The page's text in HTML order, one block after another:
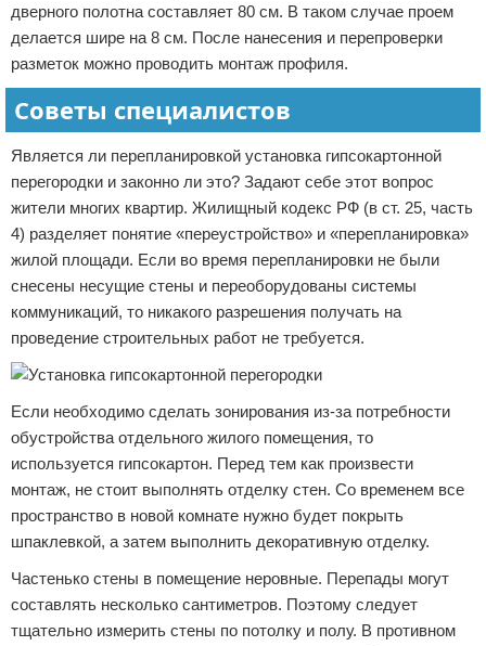
дверного полотна составляет 80 см. В таком случае проем
делается шире на 8 см. После нанесения и перепроверки
разметок можно проводить монтаж профиля.
Советы специалистов
Является ли перепланировкой установка гипсокартонной
перегородки и законно ли это? Задают себе этот вопрос
жители многих квартир. Жилищный кодекс РФ (в ст. 25, часть
4) разделяет понятие «переустройство» и «перепланировка»
жилой площади. Если во время перепланировки не были
снесены несущие стены и переоборудованы системы
коммуникаций, то никакого разрешения получать на
проведение строительных работ не требуется.
Если необходимо сделать зонирования из-за потребности
обустройства отдельного жилого помещения, то
используется гипсокартон. Перед тем как произвести
монтаж, не стоит выполнять отделку стен. Со временем все
пространство в новой комнате нужно будет покрыть
шпаклевкой, а затем выполнить декоративную отделку.
Частенько стены в помещение неровные. Перепады могут
составлять несколько сантиметров. Поэтому следует
тщательно измерить стены по потолку и полу. В противном